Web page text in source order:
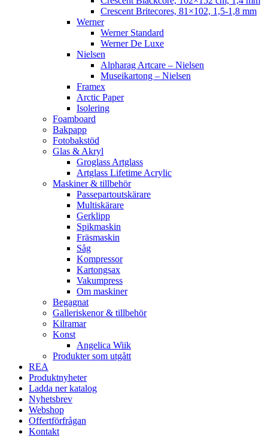
Crescent Britecores, 81×102, 1,5-1,8 mm
Werner
Werner Standard
Werner De Luxe
Nielsen
Alpharag Artcare – Nielsen
Museikartong – Nielsen
Framex
Arctic Paper
Isolering
Foamboard
Bakpapp
Fotobakstöd
Glas & Akryl
Groglass Artglass
Artglass Lifetime Acrylic
Maskiner & tillbehör
Passepartoutskärare
Multiskärare
Gerklipp
Spikmaskin
Fräsmaskin
Såg
Kompressor
Kartongsax
Vakumpress
Om maskiner
Begagnat
Galleriskenor & tillbehör
Kilramar
Konst
Angelica Wiik
Produkter som utgått
REA
Produktnyheter
Ladda ner katalog
Nyhetsbrev
Webshop
Offertförfrågan
Kontakt